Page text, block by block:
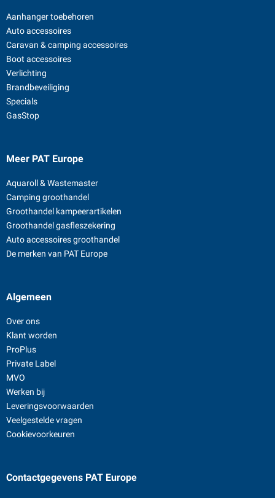
Aanhanger toebehoren
Auto accessoires
Caravan & camping accessoires
Boot accessoires
Verlichting
Brandbeveiliging
Specials
GasStop
Meer PAT Europe
Aquaroll & Wastemaster
Camping groothandel
Groothandel kampeerartikelen
Groothandel gasfleszekering
Auto accessoires groothandel
De merken van PAT Europe
Algemeen
Over ons
Klant worden
ProPlus
Private Label
MVO
Werken bij
Leveringsvoorwaarden
Veelgestelde vragen
Cookievoorkeuren
Contactgegevens PAT Europe